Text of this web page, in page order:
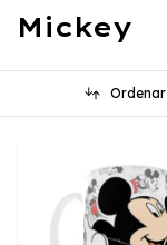
Mickey
Ordenar